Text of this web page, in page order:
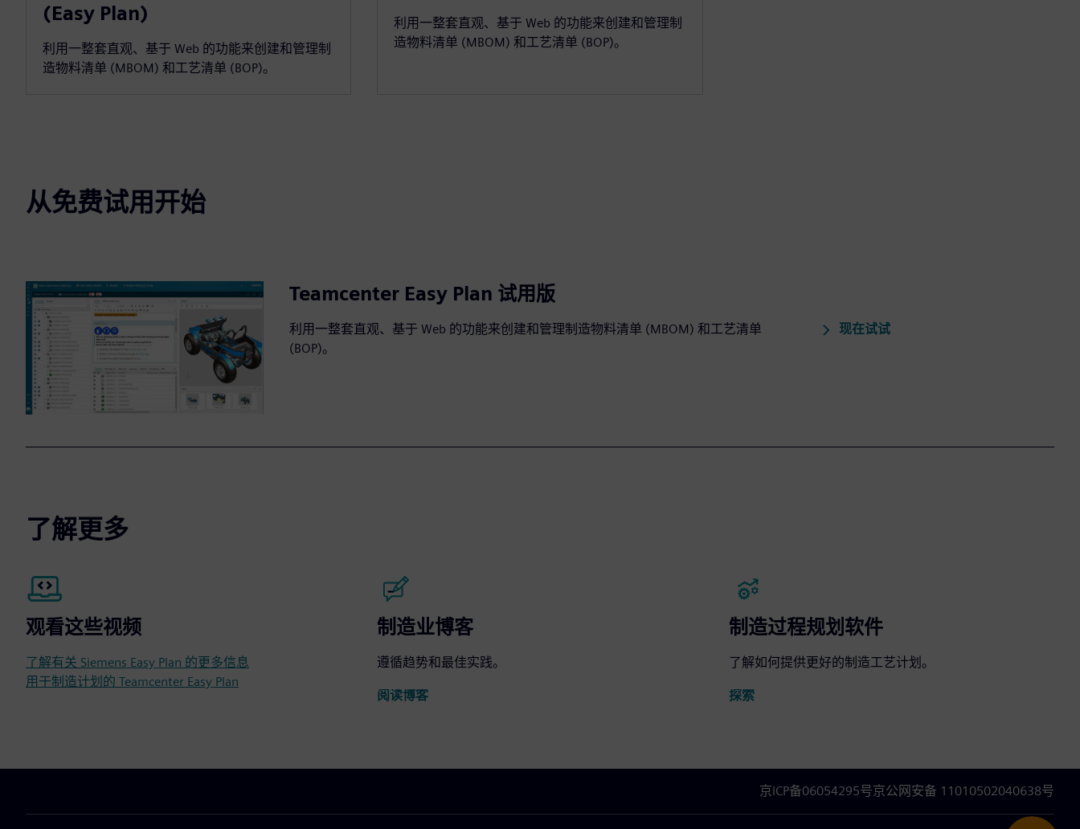
(Easy Plan)
利用一整套直观、基于 Web 的功能来创建和管理制
造物料清单 (MBOM) 和工艺清单 (BOP)。
利用一整套直观、基于 Web 的功能来创建和管理制
造物料清单 (MBOM) 和工艺清单 (BOP)。
从免费试用开始
Teamcenter Easy Plan 试用版
利用一整套直观、基于 Web 的功能来创建和管理制造物料清单 (MBOM) 和工艺清单
(BOP)。
现在试试
了解更多
观看这些视频
了解有关 Siemens Easy Plan 的更多信息
用于制造计划的 Teamcenter Easy Plan
制造业博客
遵循趋势和最佳实践。
阅读博客
制造过程规划软件
了解如何提供更好的制造工艺计划。
探索
京ICP备06054295号京公网安备 11010502040638号